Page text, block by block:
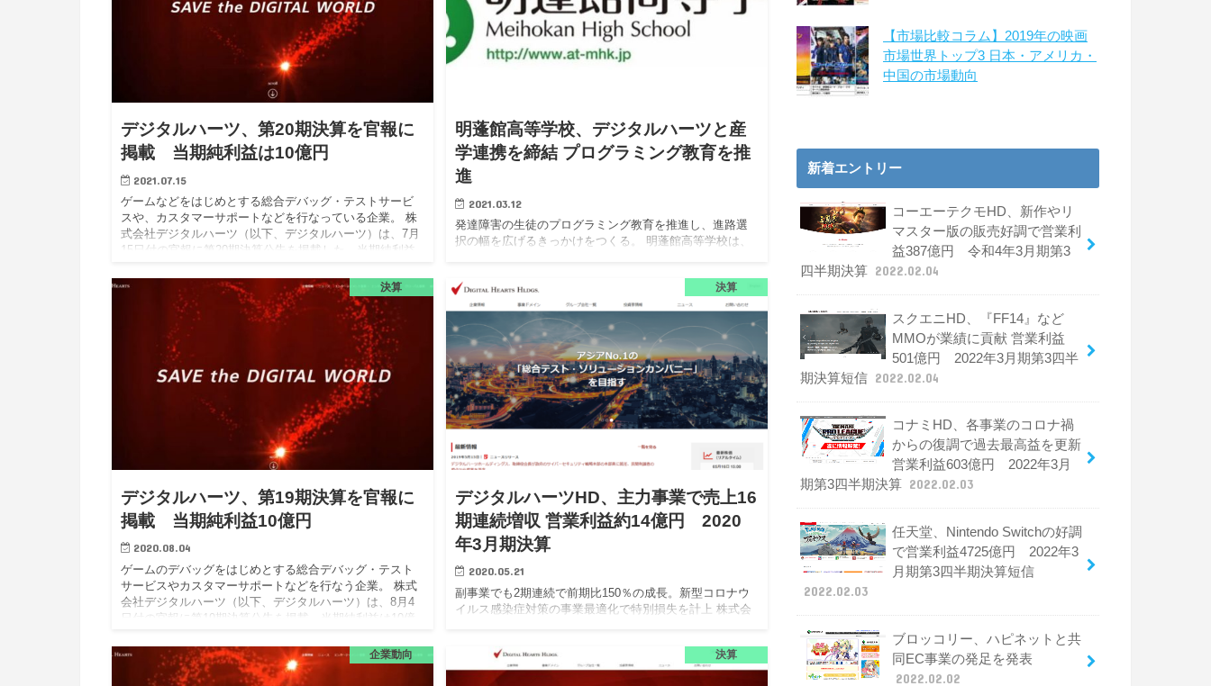
デジタルハーツ、第20期決算を官報に
掲載 当期純利益は10億円
2021.07.15
ゲームなどをはじめとする総合デバッグ・テストサービ
スや、カスタマーサポートなどを行なっている企業。 株
式会社デジタルハーツ（以下、デジタルハーツ）は、7月
15日付の官報に第20期決算公告を掲載した。当期純利益
明蓬館高等学校、デジタルハーツと産
学連携を締結 プログラミング教育を推
進
2021.03.12
発達障害の生徒のプログラミング教育を推進し、進路選
択の幅を広げるきっかけをつくる。 明蓬館高等学校は、
蓬館高等学校は、…
決算
デジタルハーツ、第19期決算を官報に
掲載 当期純利益10億円
2020.08.04
ゲームのデバッグをはじめとする総合デバッグ・テスト
サービスやカスタマーサポートなどを行なう企業。 株式
会社デジタルハーツ（以下、デジタルハーツ）は、8月4
日付の官報に第19期決算公告を掲載。当期純利益は10億
決算
デジタルハーツHD、主力事業で売上16
期連続増収 営業利益約14億円 2020
年3月期決算
2020.05.21
副事業でも2期連続で前期比150％の成長。新型コロナウ
イルス感染症対策の事業最適化で特別損失を計上 株式会
企業動向 決算
【市場比較コラム】2019年の映画
市場世界トップ3 日本・アメリカ・
中国の市場動向
新着エントリー
コーエーテクモHD、新作やリ
マスター版の販売好調で営業利
益387億円 令和4年3月期第3
四半期決算 2022.02.04
スクエニHD、『FF14』など
MMOが業績に貢献 営業利益
501億円 2022年3月期第3四半
期決算短信 2022.02.04
コナミHD、各事業のコロナ禍
からの復調で過去最高益を更新
営業利益603億円 2022年3月
期第3四半期決算 2022.02.03
任天堂、Nintendo Switchの好調
で営業利益4725億円 2022年3
月期第3四半期決算短信
2022.02.03
ブロッコリー、ハピネットと共
同EC事業の発足を発表
2022.02.02